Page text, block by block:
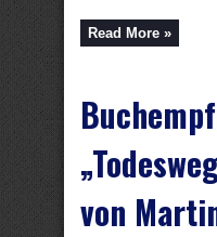
Read More »
von